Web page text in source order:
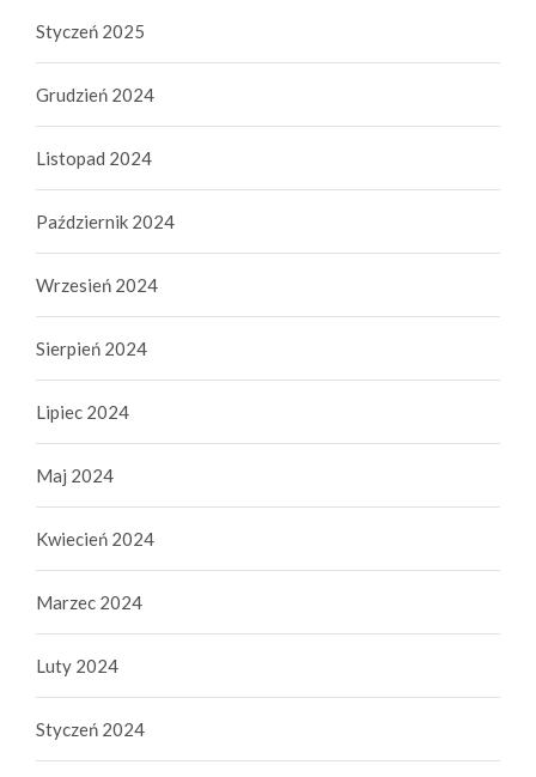
Styczeń 2025
Grudzień 2024
Listopad 2024
Październik 2024
Wrzesień 2024
Sierpień 2024
Lipiec 2024
Maj 2024
Kwiecień 2024
Marzec 2024
Luty 2024
Styczeń 2024